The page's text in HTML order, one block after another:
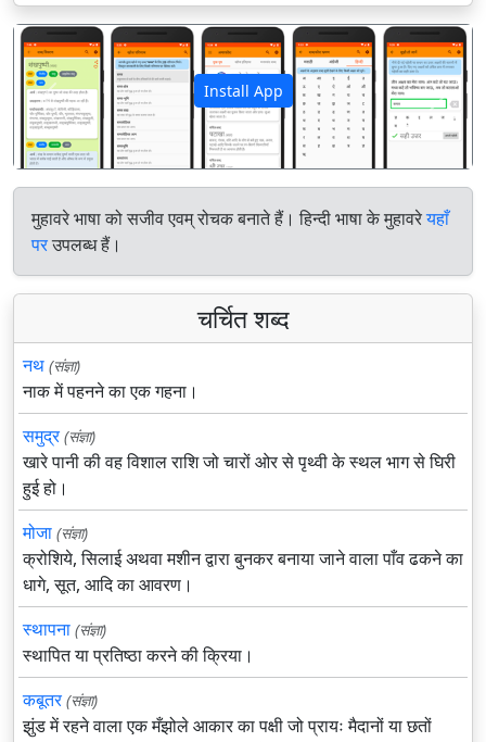
Install App
पिछला अगला
मुहावरे भाषा को सजीव एवम् रोचक बनाते हैं। हिन्दी भाषा के मुहावरेयहाँ
परउपलब्ध हैं।
चर्चित शब्द
नथ (संज्ञा)
नाक में पहनने का एक गहना।
समुद्र (संज्ञा)
खारे पानी की वह विशाल राशि जो चारों ओर से पृथ्वी के स्थल भाग से घिरी
हुई हो।
मोजा (संज्ञा)
क्रोशिये, सिलाई अथवा मशीन द्वारा बुनकर बनाया जाने वाला पाँव ढकने का
धागे, सूत, आदि का आवरण।
स्थापना (संज्ञा)
स्थापित या प्रतिष्ठा करने की क्रिया।
कबूतर (संज्ञा)
झुंड में रहने वाला एक मँझोले आकार का पक्षी जो प्रायः मैदानों या छतों